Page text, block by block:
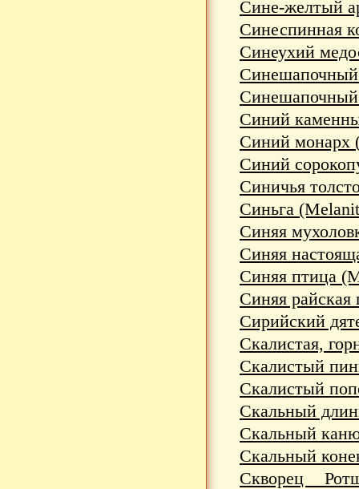
Сине-желтый
Синеспинная
Синеухий
Синешапочный
Синий
Синий монарх
Синий
Синичья
Синьга
Синяя
Синяя
Синяя птица
Синяя райская
Сирийский
Скалистая,
Скалистый
Скалистый
Скальный
Скальный
Скальный
Скворец